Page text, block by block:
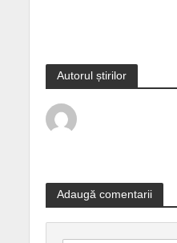
Autorul știrilor
Adaugă comentarii